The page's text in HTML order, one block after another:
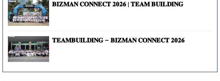
𝐁𝐈𝐙𝐌𝐀𝐍 𝐂𝐎𝐍𝐍𝐄𝐂𝐓 𝟐𝟎𝟐𝟔 | 𝐓𝐄𝐀𝐌 𝐁𝐔𝐈𝐋𝐃𝐈𝐍𝐆
𝐓𝐄𝐀𝐌𝐁𝐔𝐈𝐋𝐃𝐈𝐍𝐆 – 𝐁𝐈𝐙𝐌𝐀𝐍 𝐂𝐎𝐍𝐍𝐄𝐂𝐓 𝟐𝟎𝟐𝟔